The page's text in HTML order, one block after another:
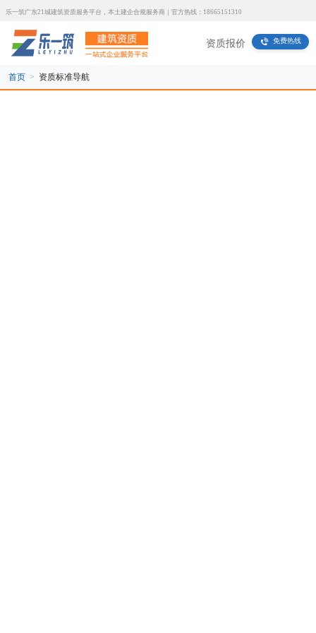
乐一筑广东21城建筑资质服务平台，本土建企合规服务商｜官方热线：18665151310
资质报价
首页 > 资质标准导航
免费热线